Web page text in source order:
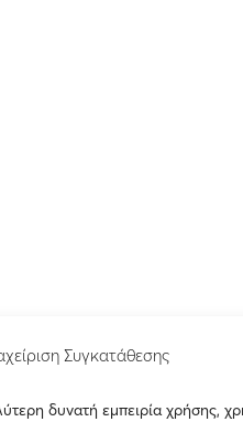
Συγκατάθεσης
δυνατή εμπειρία χρήσης,